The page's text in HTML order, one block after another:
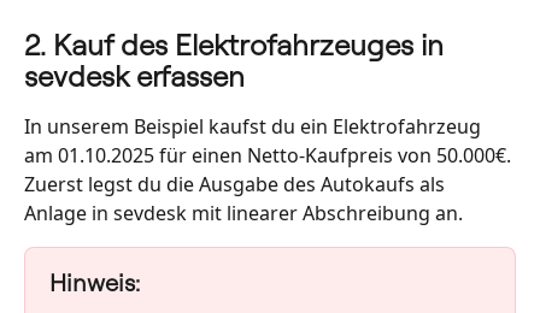
2. Kauf des Elektrofahrzeuges in
sevdesk erfassen
In unserem Beispiel kaufst du ein Elektrofahrzeug
am 01.10.2025 für einen Netto-Kaufpreis von 50.000€.
Zuerst legst du die Ausgabe des Autokaufs als
Anlage in sevdesk mit linearer Abschreibung an.
Hinweis: